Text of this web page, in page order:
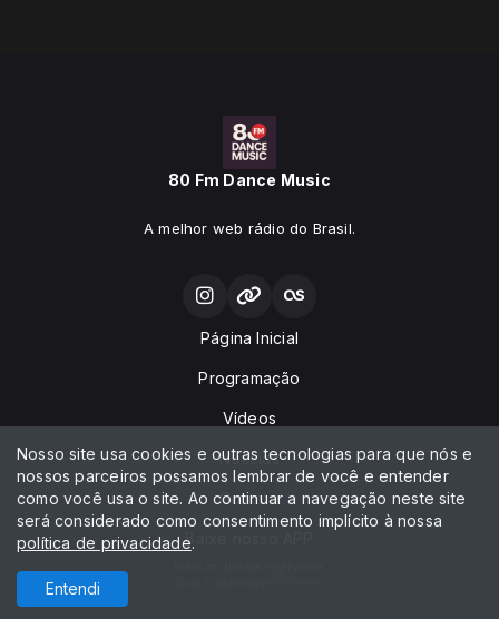
80 Fm Dance Music
A melhor web rádio do Brasil.
Página Inicial
Programação
Vídeos
Notícias
Contato
Baixe nosso APP
Nosso site usa cookies e outras tecnologias para que nós e
nossos parceiros possamos lembrar de você e entender
como você usa o site. Ao continuar a navegação neste site
será considerado como consentimento implícito à nossa
política de privacidade.
Entendi